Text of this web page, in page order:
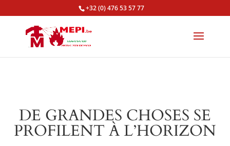
+32 (0) 476 53 57 77
DE GRANDES CHOSES SE
PROFILENT À L’HORIZON